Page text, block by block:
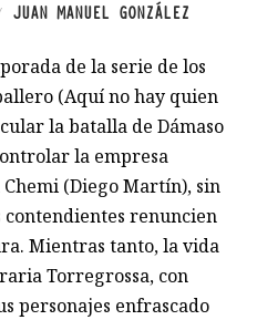
JUAN MANUEL GONZÁLEZ
de la serie de los
(Aquí no hay quien
la batalla de Dámaso
la empresa
(Diego Martín), sin
contendientes renuncien
Mientras tanto, la vida
Torregrossa, con
personajes enfrascado